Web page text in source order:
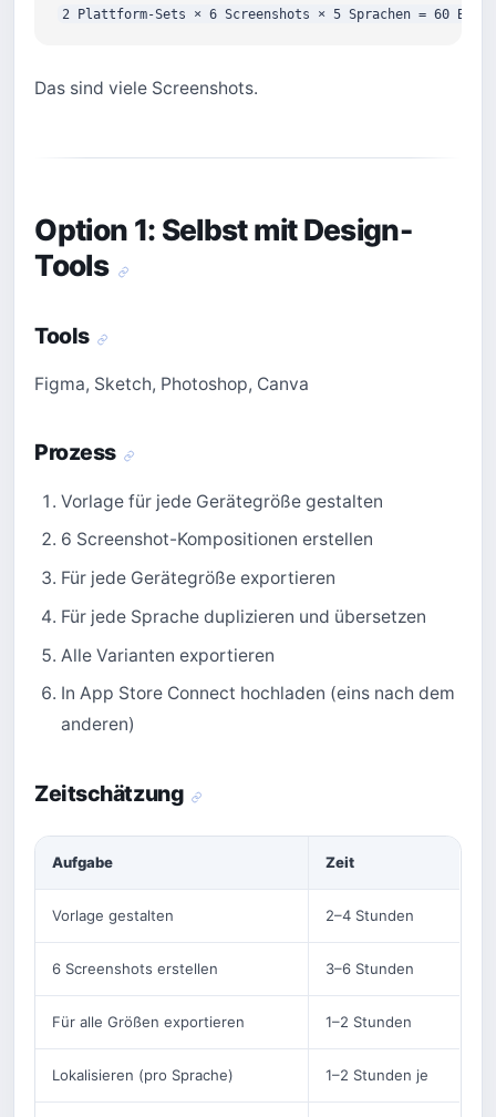
Das sind viele Screenshots.
Option 1: Selbst mit Design-
Tools
Tools
Figma, Sketch, Photoshop, Canva
Prozess
Vorlage für jede Gerätegröße gestalten
6 Screenshot-Kompositionen erstellen
Für jede Gerätegröße exportieren
Für jede Sprache duplizieren und übersetzen
Alle Varianten exportieren
In App Store Connect hochladen (eins nach dem
anderen)
Zeitschätzung
Aufgabe Zeit
Vorlage gestalten 2–4 Stunden
6 Screenshots erstellen 3–6 Stunden
Für alle Größen exportieren 1–2 Stunden
Lokalisieren (pro Sprache) 1–2 Stunden je